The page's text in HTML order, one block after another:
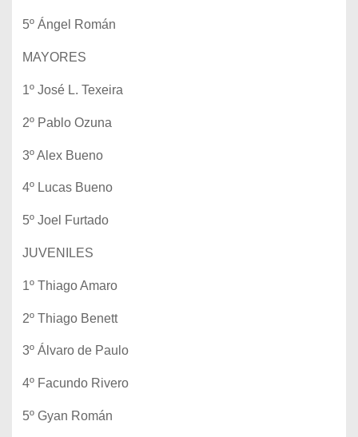
5º Ángel Román
MAYORES
1º José L. Texeira
2º Pablo Ozuna
3º Alex Bueno
4º Lucas Bueno
5º Joel Furtado
JUVENILES
1º Thiago Amaro
2º Thiago Benett
3º Álvaro de Paulo
4º Facundo Rivero
5º Gyan Román